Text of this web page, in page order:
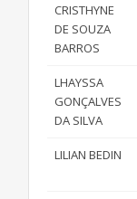
CRISTHYNE
DE SOUZA
BARROS
LHAYSSA
GONÇALVES
DA SILVA
LILIAN BEDIN